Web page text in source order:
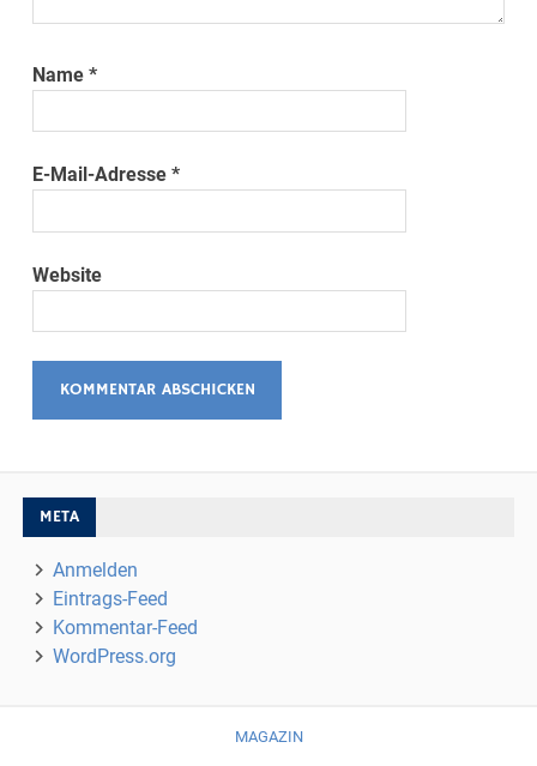
Name*
E-Mail-Adresse*
Website
META
Anmelden
Eintrags-Feed
Kommentar-Feed
WordPress.org
MAGAZIN